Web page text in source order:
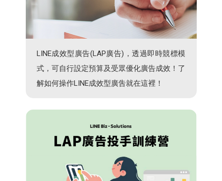
LINE成效型廣告(LAP廣告)，透過即時競標模
式，可自行設定預算及受眾優化廣告成效！了
解如何操作LINE成效型廣吿就在這裡！